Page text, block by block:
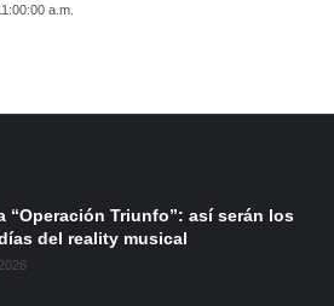
a.m.
“Operación Triunfo”: así serán los
del reality musical